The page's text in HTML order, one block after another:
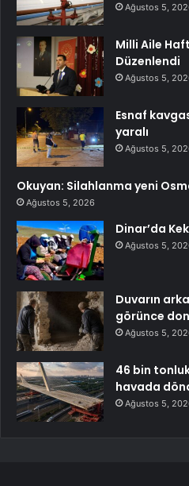
Ağustos 5,
Milli Aile
Düzenlendi
Ağustos 5,
Esnaf
yaralı
Ağustos 5,
Okuyan: Silahlanma yeni
Ağustos 5, 2026
Dinar’da
Ağustos 5,
Duvarın
görünce
Ağustos 5,
46 bin
havada
Ağustos 5,